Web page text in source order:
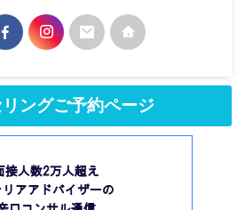
ングご予約ページ